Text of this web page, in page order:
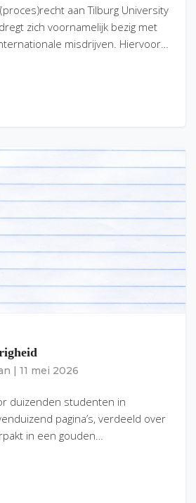
aan Tilburg University
zich voornamelijk bezig met
misdrijven. Hiervoor…
11 mei 2026
duizenden studenten in
pagina’s, verdeeld over
in een gouden…